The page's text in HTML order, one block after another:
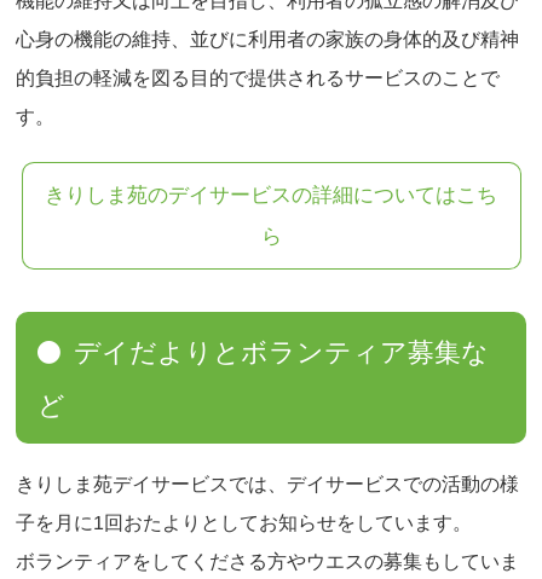
心身の機能の維持、並びに利用者の家族の身体的及び精神
的負担の軽減を図る目的で提供されるサービスのことで
す。
きりしま苑のデイサービスの詳細についてはこち
ら
デイだよりとボランティア募集な
ど
きりしま苑デイサービスでは、デイサービスでの活動の様
子を月に1回おたよりとしてお知らせをしています。
ボランティアをしてくださる方やウエスの募集もしていま